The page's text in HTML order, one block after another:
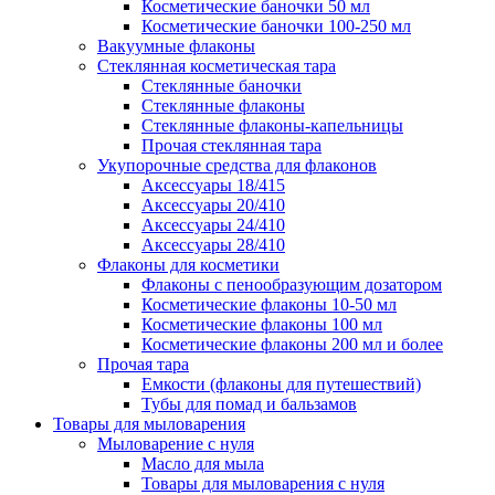
Косметические баночки 50 мл
Косметические баночки 100-250 мл
Вакуумные флаконы
Стеклянная косметическая тара
Стеклянные баночки
Стеклянные флаконы
Стеклянные флаконы-капельницы
Прочая стеклянная тара
Укупорочные средства для флаконов
Аксессуары 18/415
Аксессуары 20/410
Аксессуары 24/410
Аксессуары 28/410
Флаконы для косметики
Флаконы с пенообразующим дозатором
Косметические флаконы 10-50 мл
Косметические флаконы 100 мл
Косметические флаконы 200 мл и более
Прочая тара
Емкости (флаконы для путешествий)
Тубы для помад и бальзамов
Товары для мыловарения
Мыловарение с нуля
Масло для мыла
Товары для мыловарения с нуля